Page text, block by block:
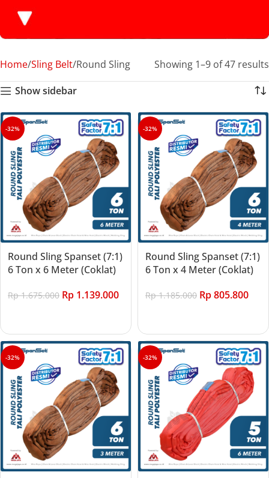
Home Sling Belt Round Sling Showing 1–9 of 47 results
Show sidebar
-32%
Round Sling Spanset (7:1)
6 Ton x 6 Meter (Coklat)
Rp1.675.000 Rp 1.139.000
-32%
Round Sling Spanset (7:1)
6 Ton x 4 Meter (Coklat)
Rp1.185.000 Rp805.800
-32% -32%